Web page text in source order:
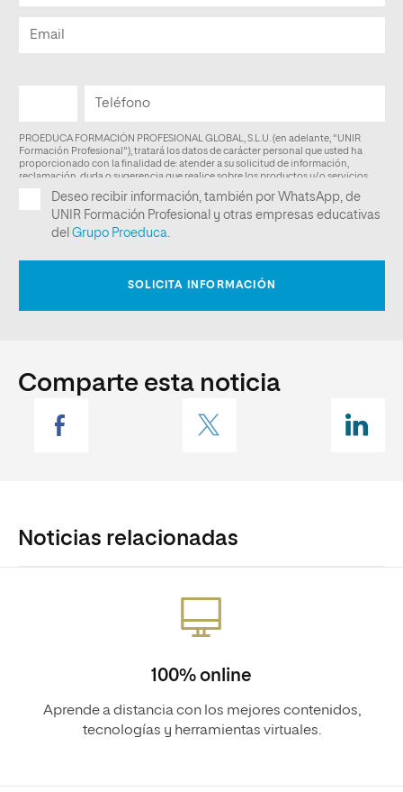
Comparte esta noticia
Noticias relacionadas
100% online
Aprende a distancia con los mejores contenidos,
tecnologías y herramientas virtuales.